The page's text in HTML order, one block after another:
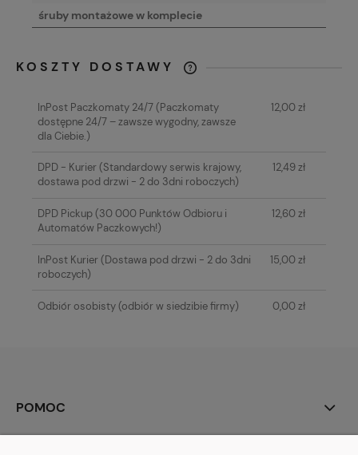
śruby montażowe w komplecie
KOSZTY DOSTAWY
KOSZTÓW PŁATNOŚCI
InPost Paczkomaty 24/7(Paczkomaty
dostępne 24/7 – zawsze wygodny, zawsze
dla Ciebie.)
12,00 zł
DPD - Kurier(Standardowy serwis krajowy,
dostawa pod drzwi - 2 do 3dni roboczych)
12,49 zł
DPD Pickup(30 000 Punktów Odbioru i
Automatów Paczkowych!)
12,60 zł
InPost Kurier(Dostawa pod drzwi - 2 do 3dni
roboczych)
15,00 zł
Odbiór osobisty(odbiór w siedzibie firmy) 0,00 zł
POMOC